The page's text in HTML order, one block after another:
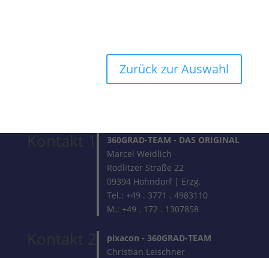
Zurück zur Auswahl
Kontakt 1 360GRAD-TEAM - DAS ORIGINAL
Marcel Weidlich
Rödlitzer Straße 22
09394 Hohndorf | Erzg.
Tel.: +49 . 3771 . 4983110
M.: +49 . 172 . 1307858
Kontakt 2 pixacon - 360GRAD-TEAM
Christian Leischner